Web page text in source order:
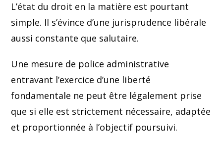
L’état du droit en la matière est pourtant
simple. Il s’évince d’une jurisprudence libérale
aussi constante que salutaire.
Une mesure de police administrative
entravant l’exercice d’une liberté
fondamentale ne peut être légalement prise
que si elle est strictement nécessaire, adaptée
et proportionnée à l’objectif poursuivi.